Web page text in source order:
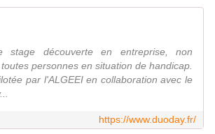
stage découverte en entreprise, non
personnes en situation de handicap.
par l'ALGEEI en collaboration avec le
https://www.duoday.fr/